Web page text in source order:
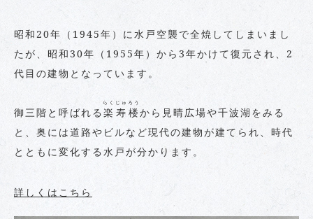
昭和20年（1945年）に水戸空襲で全焼してしまいまし
たが、昭和30年（1955年）から3年かけて復元され、2
代目の建物となっています。
御三階と呼ばれる楽寿楼
らくじゅろう
から見晴広場や千波湖をみる
と、奥には道路やビルなど現代の建物が建てられ、時代
とともに変化する水戸が分かります。
詳しくはこちら